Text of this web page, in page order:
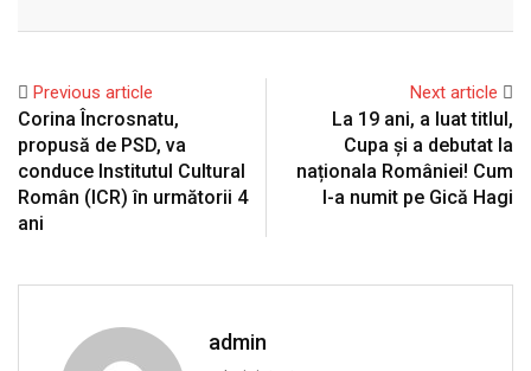
Previous article
Corina Încrosnatu,
propusă de PSD, va
conduce Institutul Cultural
Român (ICR) în următorii 4
ani
Next article
La 19 ani, a luat titlul,
Cupa și a debutat la
naționala României! Cum
l-a numit pe Gică Hagi
admin